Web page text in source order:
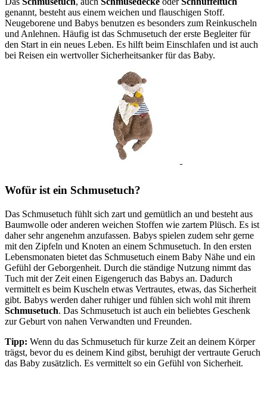
genannt, besteht aus einem weichen und flauschigen Stoff.
Neugeborene und Babys benutzen es besonders zum Reinkuscheln
und Anlehnen. Häufig ist das Schmusetuch der erste Begleiter für
den Start in ein neues Leben. Es hilft beim Einschlafen und ist auch
bei Reisen ein wertvoller Sicherheitsanker für das Baby.
Wofür ist ein Schmusetuch?
Das Schmusetuch fühlt sich zart und gemütlich an und besteht aus
Baumwolle oder anderen weichen Stoffen wie zartem Plüsch. Es ist
daher sehr angenehm anzufassen. Babys spielen zudem sehr gerne
mit den Zipfeln und Knoten an einem Schmusetuch. In den ersten
Lebensmonaten bietet das Schmusetuch einem Baby Nähe und ein
Gefühl der Geborgenheit. Durch die ständige Nutzung nimmt das
Tuch mit der Zeit einen Eigengeruch das Babys an. Dadurch
vermittelt es beim Kuscheln etwas Vertrautes, etwas, das Sicherheit
gibt. Babys werden daher ruhiger und fühlen sich wohl mit ihrem
Schmusetuch. Das Schmusetuch ist auch ein beliebtes Geschenk
zur Geburt von nahen Verwandten und Freunden.
Tipp: Wenn du das Schmusetuch für kurze Zeit an deinem Körper
trägst, bevor du es deinem Kind gibst, beruhigt der vertraute Geruch
das Baby zusätzlich. Es vermittelt so ein Gefühl von Sicherheit.